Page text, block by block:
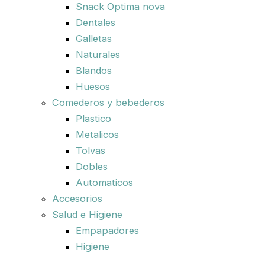
Snack Optima nova
Dentales
Galletas
Naturales
Blandos
Huesos
Comederos y bebederos
Plastico
Metalicos
Tolvas
Dobles
Automaticos
Accesorios
Salud e Higiene
Empapadores
Higiene